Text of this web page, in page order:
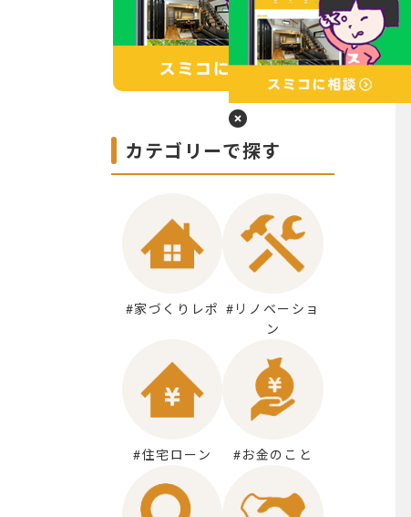
カテゴリーで探す
#家づくりレポ #リノベーショ
ン
#住宅ローン #お金のこと